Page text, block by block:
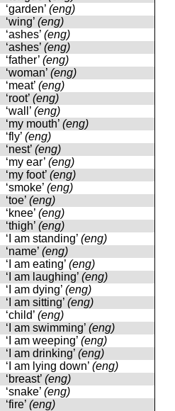
‘garden’ (eng)
‘wing’ (eng)
‘ashes’ (eng)
‘ashes’ (eng)
‘father’ (eng)
‘woman’ (eng)
‘meat’ (eng)
‘root’ (eng)
‘wall’ (eng)
‘my mouth’ (eng)
‘fly’ (eng)
‘nest’ (eng)
‘my ear’ (eng)
‘my foot’ (eng)
‘smoke’ (eng)
‘toe’ (eng)
‘knee’ (eng)
‘thigh’ (eng)
‘I am standing’ (eng)
‘name’ (eng)
‘I am eating’ (eng)
‘I am laughing’ (eng)
‘I am dying’ (eng)
‘I am sitting’ (eng)
‘child’ (eng)
‘I am swimming’ (eng)
‘I am weeping’ (eng)
‘I am drinking’ (eng)
‘I am lying down’ (eng)
‘breast’ (eng)
‘snake’ (eng)
‘fire’ (eng)